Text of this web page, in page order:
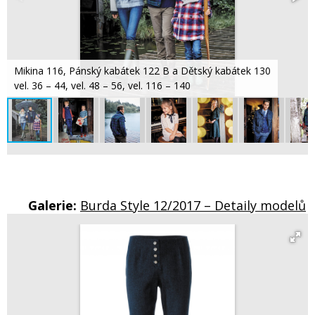
Mikina 116, Pánský kabátek 122 B a Dětský kabátek 130
vel. 36 – 44, vel. 48 – 56, vel. 116 – 140
Galerie: Burda Style 12/2017 – Detaily modelů